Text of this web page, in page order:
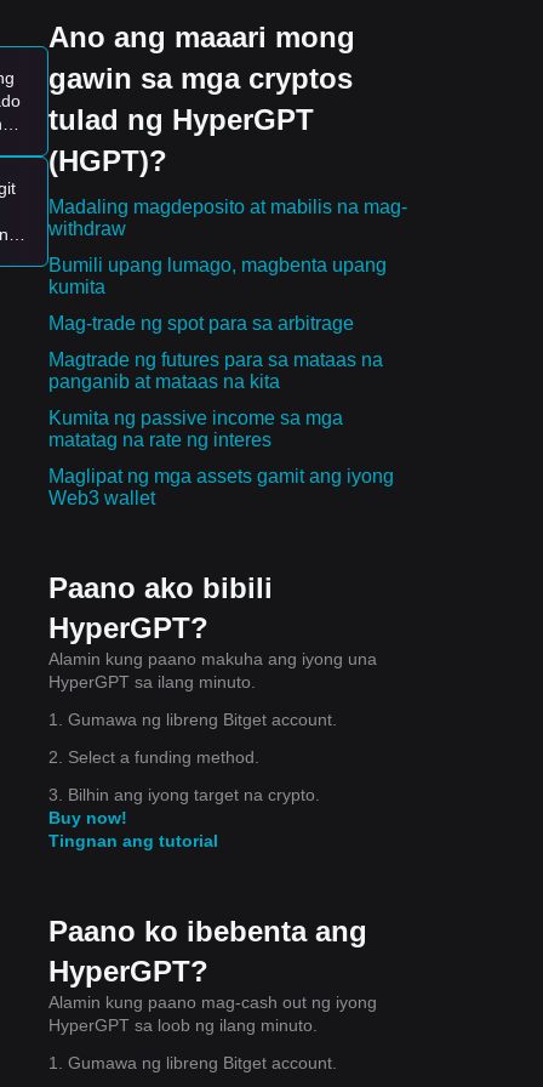
Ano ang maaari mong
gawin sa mga cryptos
tulad ng HyperGPT
(HGPT)?
Madaling magdeposito at mabilis na mag-
withdraw
Bumili upang lumago, magbenta upang
kumita
Mag-trade ng spot para sa arbitrage
Magtrade ng futures para sa mataas na
panganib at mataas na kita
Kumita ng passive income sa mga
matatag na rate ng interes
Maglipat ng mga assets gamit ang iyong
Web3 wallet
Paano ako bibili
HyperGPT?
Alamin kung paano makuha ang iyong una
HyperGPT sa ilang minuto.
1. Gumawa ng libreng Bitget account.
2. Select a funding method.
3. Bilhin ang iyong target na crypto.
Buy now!
Tingnan ang tutorial
Paano ko ibebenta ang
HyperGPT?
Alamin kung paano mag-cash out ng iyong
HyperGPT sa loob ng ilang minuto.
1. Gumawa ng libreng Bitget account.